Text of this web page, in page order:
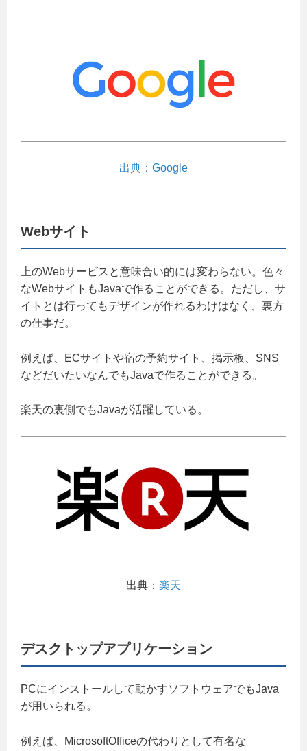
出典：Google
Webサイト
上のWebサービスと意味合い的には変わらない。色々
なWebサイトもJavaで作ることができる。ただし、サ
イトとは行ってもデザインが作れるわけはなく、裏方
の仕事だ。
例えば、ECサイトや宿の予約サイト、掲示板、SNS
などだいたいなんでもJavaで作ることができる。
楽天の裏側でもJavaが活躍している。
出典： 楽天
デスクトップアプリケーション
PCにインストールして動かすソフトウェアでもJava
が用いられる。
例えば、MicrosoftOfficeの代わりとして有名な